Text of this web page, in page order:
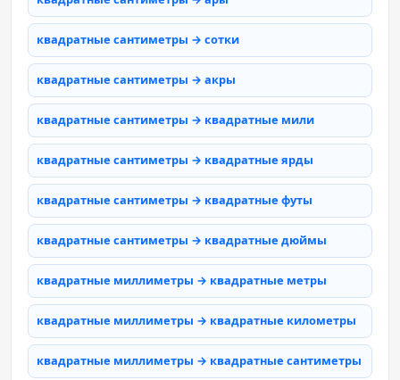
квадратные сантиметры → сотки
квадратные сантиметры → акры
квадратные сантиметры → квадратные мили
квадратные сантиметры → квадратные ярды
квадратные сантиметры → квадратные футы
квадратные сантиметры → квадратные дюймы
квадратные миллиметры → квадратные метры
квадратные миллиметры → квадратные километры
квадратные миллиметры → квадратные сантиметры